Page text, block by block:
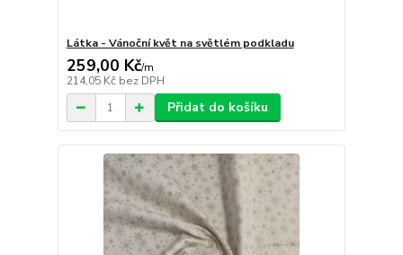
Látka - Vánoční květ na světlém podkladu
259,00 Kč/m
214,05 Kč bez DPH
Přidat do košíku